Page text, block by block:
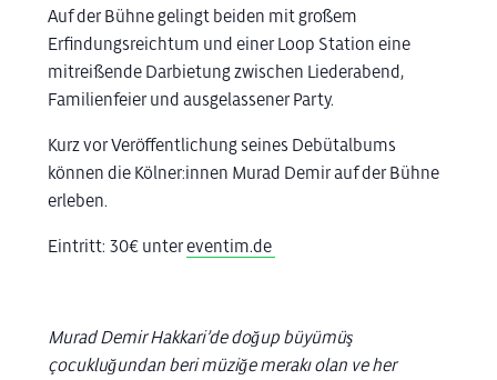
Auf der Bühne gelingt beiden mit großem
Erfindungsreichtum und einer Loop Station eine
mitreißende Darbietung zwischen Liederabend,
Familienfeier und ausgelassener Party.
Kurz vor Veröffentlichung seines Debütalbums
können die Kölner:innen Murad Demir auf der Bühne
erleben.
Eintritt: 30€ untereventim.de
Murad Demir Hakkari’de doğup büyümüş
çocukluğundan beri müziğe merakı olan ve her